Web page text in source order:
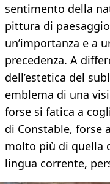
sentimento della
pittura di
un’importanza e a
precedenza. A
dell’estetica del
emblema di una
forse si fatica a
di Constable, forse
molto più di quella
lingua corrente,